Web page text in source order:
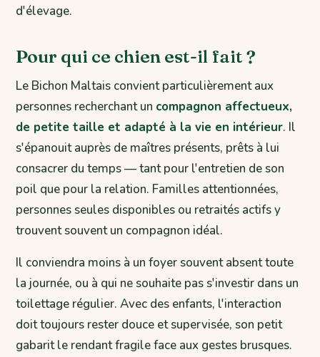
d'élevage.
Pour qui ce chien est-il fait ?
Le Bichon Maltais convient particulièrement aux
personnes recherchant un compagnon affectueux,
de petite taille et adapté à la vie en intérieur. Il
s'épanouit auprès de maîtres présents, prêts à lui
consacrer du temps — tant pour l'entretien de son
poil que pour la relation. Familles attentionnées,
personnes seules disponibles ou retraités actifs y
trouvent souvent un compagnon idéal.
Il conviendra moins à un foyer souvent absent toute
la journée, ou à qui ne souhaite pas s'investir dans un
toilettage régulier. Avec des enfants, l'interaction
doit toujours rester douce et supervisée, son petit
gabarit le rendant fragile face aux gestes brusques.